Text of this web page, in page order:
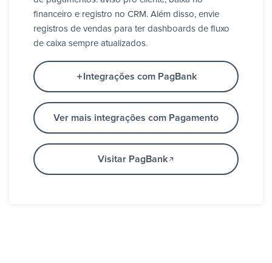
financeiro e registro no CRM. Além disso, envie
registros de vendas para ter dashboards de fluxo
de caixa sempre atualizados.
Integrações com PagBank
Ver mais integrações com Pagamento
Visitar PagBank